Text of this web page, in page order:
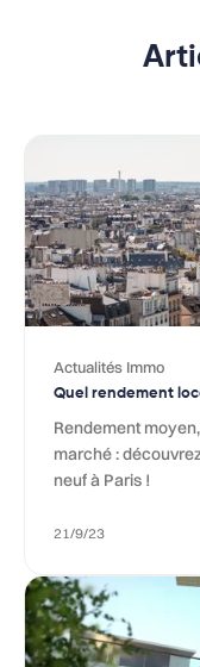
Actualités Immo
Quel rendement
Rendement
marché :
neuf à Paris !
21/9/23